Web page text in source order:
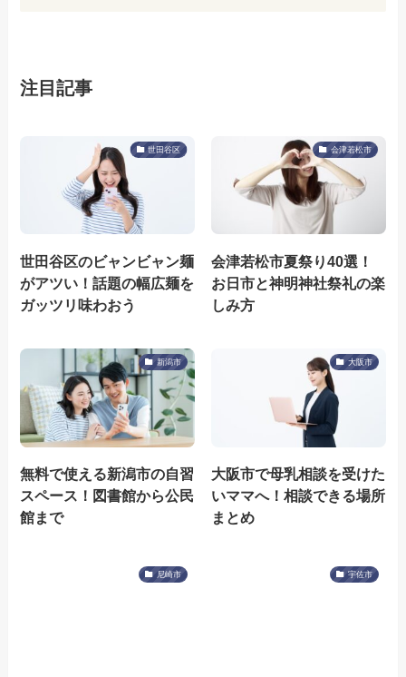
注目記事
世田谷区
世田谷区のビャンビャン麺
がアツい！話題の幅広麺を
ガッツリ味わおう
会津若松市
会津若松市夏祭り40選！
お日市と神明神社祭礼の楽
しみ方
新潟市
無料で使える新潟市の自習
スペース！図書館から公民
館まで
大阪市
大阪市で母乳相談を受けた
いママへ！相談できる場所
まとめ
尼崎市 宇佐市